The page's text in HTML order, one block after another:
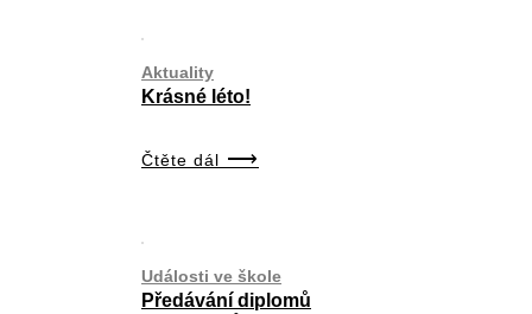
Aktuality
Krásné léto!
Čtěte dál
Události ve škole
Předávání diplomů